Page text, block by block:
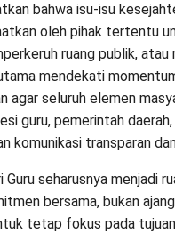
bahwa isu-isu
oleh pihak tertentu
ruang publik,
mendekati
agar seluruh elemen
guru, pemerintah
komunikasi transparan
Guru seharusnya menjadi
bersama, bukan
tetap fokus pada